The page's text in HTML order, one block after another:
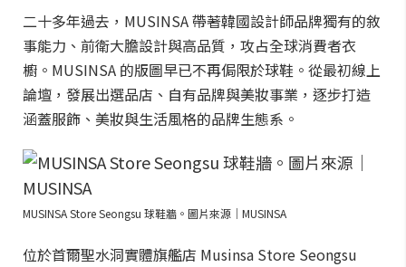
二十多年過去，MUSINSA 帶著韓國設計師品牌獨有的敘
事能力、前衛大膽設計與高品質，攻占全球消費者衣
櫥。MUSINSA 的版圖早已不再侷限於球鞋。從最初線上
論壇，發展出選品店、自有品牌與美妝事業，逐步打造
涵蓋服飾、美妝與生活風格的品牌生態系。
MUSINSA Store Seongsu 球鞋牆。圖片來源｜MUSINSA
位於首爾聖水洞實體旗艦店 Musinsa Store Seongsu